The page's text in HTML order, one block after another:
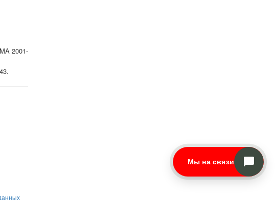
2001-
Мы на связи